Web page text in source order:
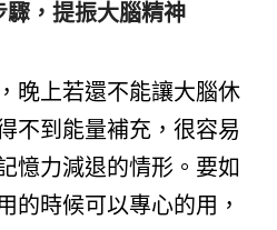
驟，提振大腦精神
晚上若還不能讓大腦休
不到能量補充，很容易
憶力減退的情形。要如
的時候可以專心的用，